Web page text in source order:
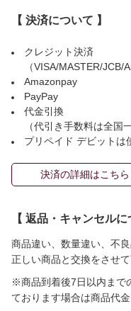
【 決済について 】
クレジット決済
（VISA/MASTER/JCB/
Amazonpay
PayPay
代金引換
（代引き手数料は全国
プリペイド デビットは
決済の詳細はこちら
【 返品・キャンセルに
商品違い、数量違い、不
正しい商品と交換をさせて
※商品到着後7日以内まで
ております場合は商品代